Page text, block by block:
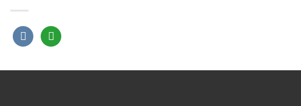
vkontakteangieslist